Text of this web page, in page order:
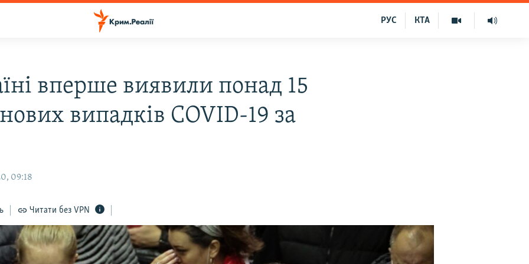
КТА
РУС
вперше виявили понад 15
випадків COVID-19 за
09:18
Читати без VPN